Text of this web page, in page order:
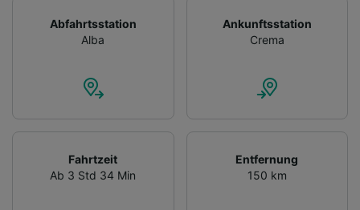
Abfahrtsstation
Alba
Ankunftsstation
Crema
Fahrtzeit
Ab 3 Std 34 Min
Entfernung
150 km